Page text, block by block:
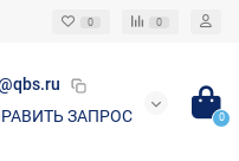
0 0
ЗАПРОС
0